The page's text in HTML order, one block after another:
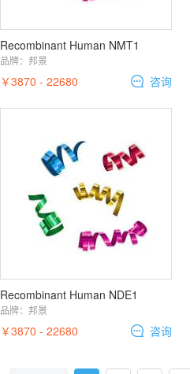
Recombinant Human NMT1
品牌： 邦景
￥3870 - 22680 咨询
Recombinant Human NDE1
品牌： 邦景
￥3870 - 22680 咨询